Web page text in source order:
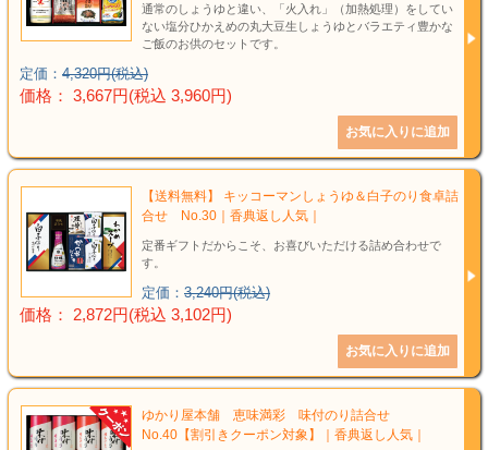
プレゼント
長寿のお祝い
カタログ
その他
通常のしょうゆと違い、「火入れ」（加熱処理）をしてい
ない塩分ひかえめの丸大豆生しょうゆとバラエティ豊かな
ご飯のお供のセットです。
定価： 4,320円(税込)
価格： 3,667円(税込 3,960円)
【送料無料】 キッコーマンしょうゆ＆白子のり食卓詰
合せ No.30｜香典返し人気｜
定番ギフトだからこそ、お喜びいただける詰め合わせで
す。
定価： 3,240円(税込)
価格： 2,872円(税込 3,102円)
ゆかり屋本舗 恵味満彩 味付のり詰合せ
No.40【割引きクーポン対象】｜香典返し人気｜